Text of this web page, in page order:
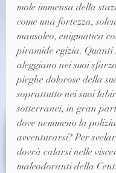
mole immensa della
come una fortezza,
mausoleo, enigmatica
piramide egizia. Quanti
aleggiano nei suoi
pieghe dolorose della
soprattutto nei suoi
sotterranei, in gran
dove nemmeno la
avventurarsi? Per
dovrà calarsi nelle
maleodoranti della